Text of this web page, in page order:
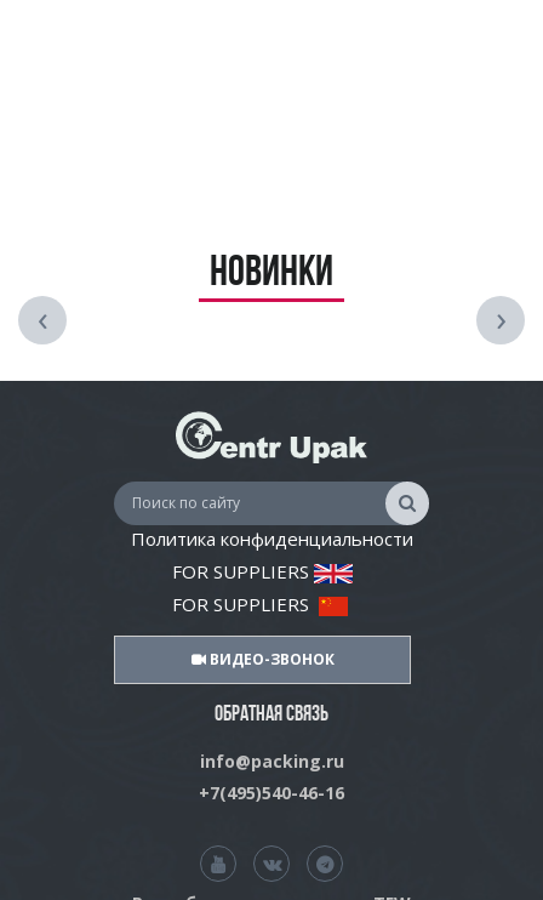
Новинки
‹ ›
Политика конфиденциальности
FOR SUPPLIERS
FOR SUPPLIERS
ВИДЕО-ЗВОНОК
ОБРАТНАЯ СВЯЗЬ
info@packing.ru
+7(495)540-46-16